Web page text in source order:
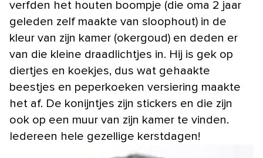
verfden het houten boompje (die oma 2 jaar
geleden zelf maakte van sloophout) in de
kleur van zijn kamer (okergoud) en deden er
van die kleine draadlichtjes in. Hij is gek op
diertjes en koekjes, dus wat gehaakte
beestjes en peperkoeken versiering maakte
het af. De konijntjes zijn stickers en die zijn
ook op een muur van zijn kamer te vinden.
Iedereen hele gezellige kerstdagen!